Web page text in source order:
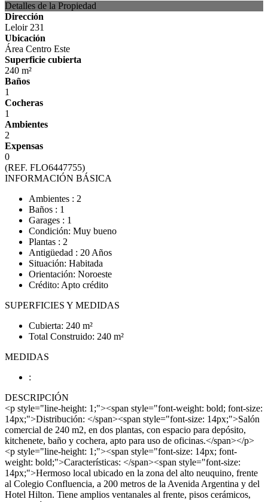
Detalles de la Propiedad
Dirección
Leloir 231
Ubicación
Área Centro Este
Superficie cubierta
240 m²
Baños
1
Cocheras
1
Ambientes
2
Expensas
0
(REF. FLO6447755)
INFORMACIÓN BÁSICA
Ambientes : 2
Baños : 1
Garages : 1
Condición: Muy bueno
Plantas : 2
Antigüedad : 20 Años
Situación: Habitada
Orientación: Noroeste
Crédito: Apto crédito
SUPERFICIES Y MEDIDAS
Cubierta: 240 m²
Total Construido: 240 m²
MEDIDAS
:
DESCRIPCIÓN
<p style="line-height: 1;"><span style="font-weight: bold; font-size:
14px;">Distribución: </span><span style="font-size: 14px;">Salón
comercial de 240 m2, en dos plantas, con espacio para depósito,
kitchenete, baño y cochera, apto para uso de oficinas.</span></p>
<p style="line-height: 1;"><span style="font-size: 14px; font-
weight: bold;">Características: </span><span style="font-size:
14px;">Hermoso local ubicado en la zona del alto neuquino, frente
al Colegio Confluencia, a 200 metros de la Avenida Argentina y del
Hotel Hilton. Tiene amplios ventanales al frente, pisos cerámicos,